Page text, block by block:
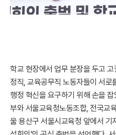
학교 현장에서 업무 분장을 두고
정직, 교육공무직 노동자들이 서로
행정 혁신을 요구하기 위해 손을
부와 서울교육청노동조합, 전국교
울 용산구 서울시교육청 앞에서 기